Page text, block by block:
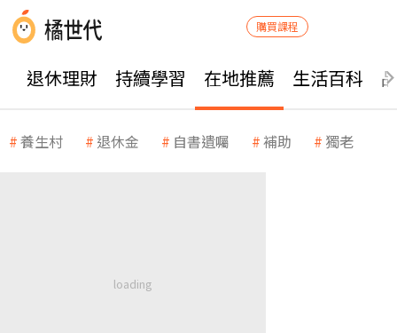
購買課程
退休理財 持續學習 在地推薦 生活百科
養生村 退休金 自書遺囑 補助 獨老